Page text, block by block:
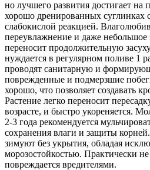
но лучшего развития достигает
хорошо дренированных суглинках
слабокислой реакцией.
переувлажнение и даже небольшое
переносит продолжительную
нуждается в регулярном поливе 1
проводят санитарную и
поврежденные и подмерзшие
хорошо, что позволяет создавать
Растение легко переносит
возрасте, и быстро укореняется.
2-3 года рекомендуется
сохранения влаги и защиты
зимуют без укрытия, обладая
морозостойкостью. Практически
повреждается вредителями.